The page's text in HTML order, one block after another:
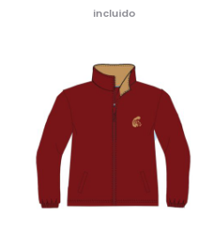
27,50 €
hasta
31,50 €
incluido